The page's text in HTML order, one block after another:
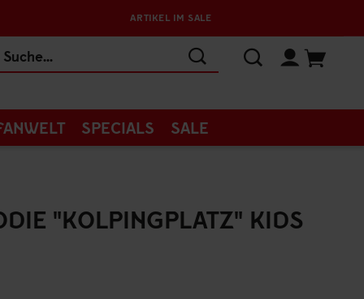
ARTIKEL IM SALE
SPECIALS SALE
"KOLPINGPLATZ" KIDS